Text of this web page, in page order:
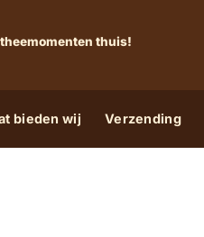
thuis!
bieden wij Verzending